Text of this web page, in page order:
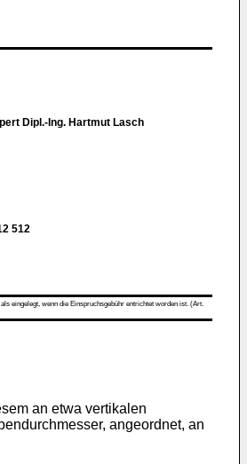
Dipl.-Ing. Hartmut Lasch
512
eingelegt, wenn die Einspruchsgebühr entrichtet worden ist. (Art.
an etwa vertikalen
angeordnet, an